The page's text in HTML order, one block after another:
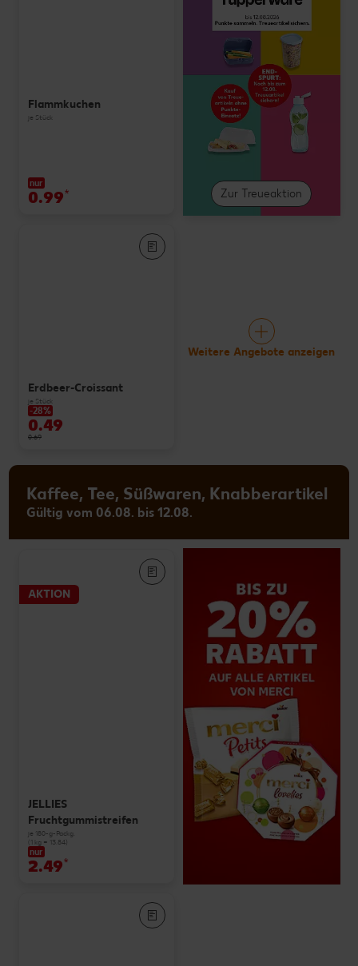
Zur Treueaktion
Flammkuchen
je Stück
nur
0.99*
Erdbeer-Croissant
je Stück
-28%
0.49
0.69
Weitere Angebote anzeigen
Kaffee, Tee, Süßwaren, Knabberartikel
Gültig vom 06.08. bis 12.08.
AKTION
JELLIES
Fruchtgummistreifen
je 180-g-Packg.
(1 kg = 13.84)
nur
2.49*